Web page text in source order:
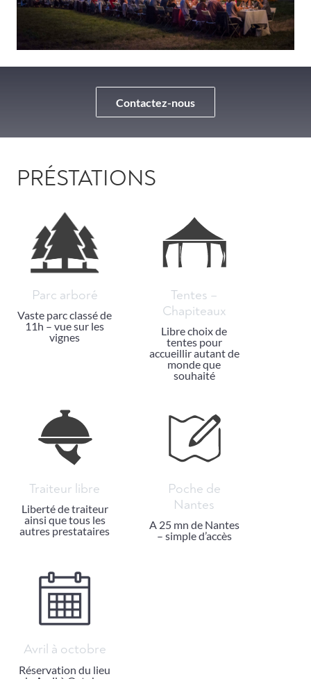
Contactez-nous
PRÉSTATIONS
Parc arboré
Vaste parc classé de
11h – vue sur les
vignes
Tentes –
Chapiteaux
Libre choix de
tentes pour
accueillir autant de
monde que
souhaité
Traiteur libre
Liberté de traiteur
ainsi que tous les
autres prestataires
Poche de
Nantes
A 25 mn de Nantes
– simple d’accès
Avril à octobre
Réservation du lieu